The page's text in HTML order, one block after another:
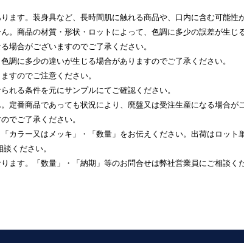
ます。装身具など、長時間肌に触れる商品や、口内に含む可能性
商品の材質・形状・ロットによって、色調に多少の誤差が生じ
場合がございますのでご了承ください。
調に多少の違いが生じる場合がありますのでご了承ください。
すのでご注意ください。
れる条件を元にサンプルにてご確認ください。
番商品であっても状況により、廃盤又は受注生産になる場合が
でご了承ください。
ラー又はメッキ」・「数量」をお伝えください。出荷はロット
ください。
す。「数量」・「納期」等のお問合せは弊社営業員にご相談くだ